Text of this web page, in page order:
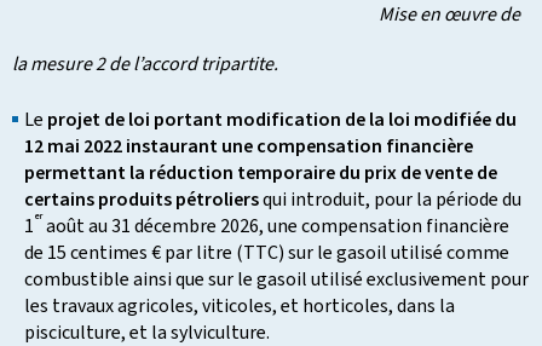
Mise en œuvre de
la mesure 2 de l’accord tripartite.
Le projet de loi portant modification de la loi modifiée du
12 mai 2022 instaurant une compensation financière
permettant la réduction temporaire du prix de vente de
certains produits pétroliersqui introduit, pour la période du
1eraoût au 31 décembre 2026, une compensation financière
de 15 centimes € par litre (TTC) sur le gasoil utilisé comme
combustible ainsi que sur le gasoil utilisé exclusivement pour
les travaux agricoles, viticoles, et horticoles, dans la
pisciculture, et la sylviculture.